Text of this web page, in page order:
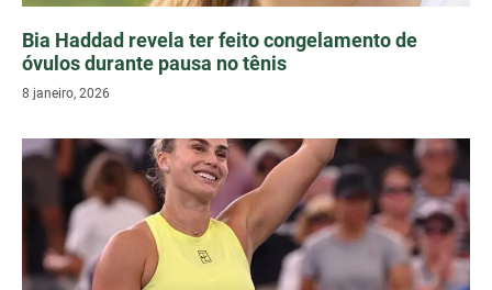
Bia Haddad revela ter feito congelamento de
óvulos durante pausa no tênis
8 janeiro, 2026